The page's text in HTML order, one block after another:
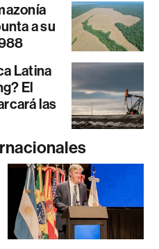
a su
Latina
El
las